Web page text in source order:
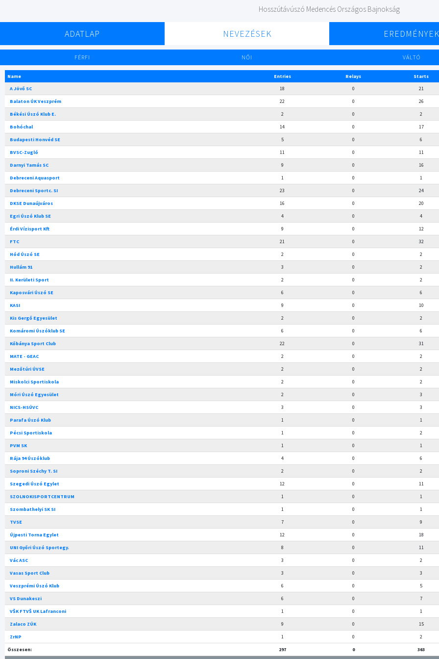
Hosszútávúszó Medencés Országos Bajnokság
ADATLAP NEVEZÉSEK EREDMÉNYEK
FÉRFI NŐI VÁLTÓ
Name Entries Relays Starts
A Jövő SC
18 0 21
Balaton ÚK Veszprém
22 0 26
Békési Úszó Klub E.
2 0
2
Bohóchal
14 0
17
Budapesti Honvéd SE
5 0
6
BVSC-Zugló
11 0 11
Darnyi Tamás SC
9 0
16
Debreceni Aquasport
1 0
1
Debreceni Sportc. SI
23 0
24
DKSE Dunaújváros
16 0 20
Egri Úszó Klub SE
4 0
4
Érdi Vízisport Kft
9 0 12
FTC
21 0
32
Hód Úszó SE
2 0
2
Hullám 91
3 0 2
II. Kerületi Sport
2 0 2
Kaposvári Úszó SE
6 0
6
KASI
9 0
10
Kis Gergő Egyesület
2 0 2
Komáromi Úszóklub SE
6 0
6
Kőbánya Sport Club
22 0
31
MATE - GEAC
2 0
2
Mezőtúri ÚVSE
2 0
2
Miskolci Sportiskola
2 0
2
Móri Úszó Egyesület
2 0
3
NICS-HSÚVC
3 0
3
Parafa Úszó Klub
1 0
1
Pécsi Sportiskola
1 0
2
PVM SK
1 0
1
Rája 94 Úszóklub
4 0
6
Soproni Széchy T. SI
2 0
2
Szegedi Úszó Egylet
12 0 11
SZOLNOKISPORTCENTRUM
1 0
1
Szombathelyi SK SI
1 0
1
TVSE
7 0
9
Újpesti Torna Egylet
12 0
18
UNI Győri Úszó Sportegy.
8 0 11
Vác ASC
3 0 2
Vasas Sport Club
3 0 3
Veszprémi Úszó Klub
6 0 5
VS Dunakeszi
6 0
7
VŠK FTVŠ UK Lafranconi
1 0
1
Zalaco ZÚK
9 0
15
ZrNP
1 0
2
Összesen:
297 0 363